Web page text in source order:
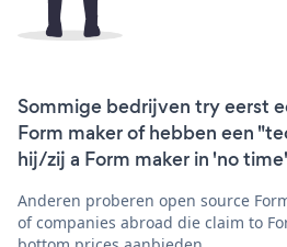
Sommige bedrijven try eerst
Form maker of hebben een
hij/zij a Form maker in 'no
Anderen proberen open source
of companies abroad die claim to